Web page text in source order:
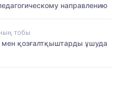
направлению
тобы
қозғалтқыштарды ұшуда